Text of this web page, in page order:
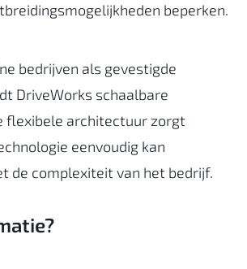
beperken.
bedrijven als gevestigde
DriveWorks schaalbare
flexibele architectuur zorgt
eenvoudig kan
de complexiteit van het bedrijf.